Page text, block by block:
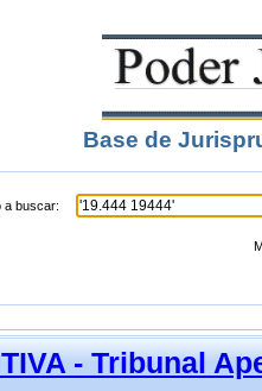
Base de
a buscar:
- Tribunal